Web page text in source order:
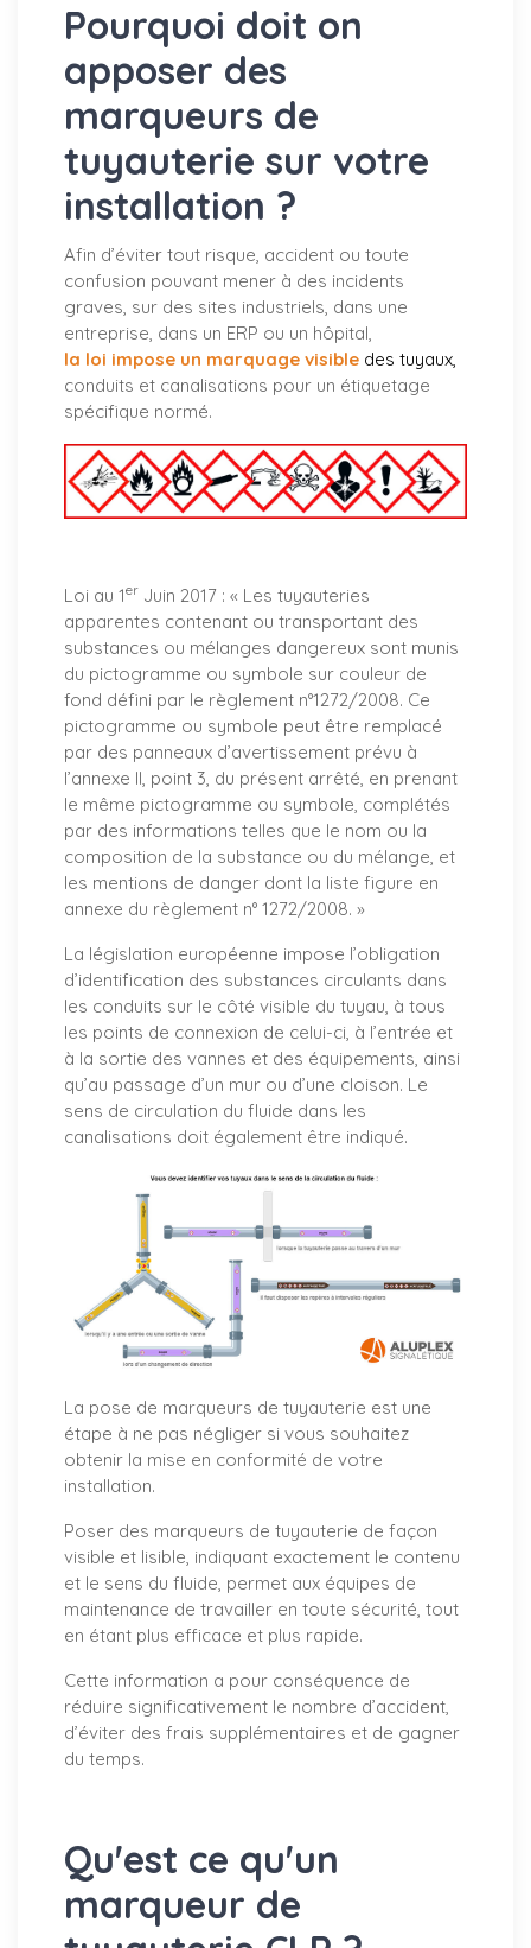
Pourquoi doit on
apposer des
marqueurs de
tuyauterie sur votre
installation ?
Afin d’éviter tout risque, accident ou toute
confusion pouvant mener à des incidents
graves, sur des sites industriels, dans une
entreprise, dans un ERP ou un hôpital,
la loi impose un marquage visible des tuyaux,
conduits et canalisations pour un étiquetage
spécifique normé.
Loi au 1er Juin 2017 : « Les tuyauteries
apparentes contenant ou transportant des
substances ou mélanges dangereux sont munis
du pictogramme ou symbole sur couleur de
fond défini par le règlement n°1272/2008. Ce
pictogramme ou symbole peut être remplacé
par des panneaux d’avertissement prévu à
l’annexe II, point 3, du présent arrêté, en prenant
le même pictogramme ou symbole, complétés
par des informations telles que le nom ou la
composition de la substance ou du mélange, et
les mentions de danger dont la liste figure en
annexe du règlement n° 1272/2008. »
La législation européenne impose l’obligation
d’identification des substances circulants dans
les conduits sur le côté visible du tuyau, à tous
les points de connexion de celui-ci, à l’entrée et
à la sortie des vannes et des équipements, ainsi
qu’au passage d’un mur ou d’une cloison. Le
sens de circulation du fluide dans les
canalisations doit également être indiqué.
La pose de marqueurs de tuyauterie est une
étape à ne pas négliger si vous souhaitez
obtenir la mise en conformité de votre
installation.
Poser des marqueurs de tuyauterie de façon
visible et lisible, indiquant exactement le contenu
et le sens du fluide, permet aux équipes de
maintenance de travailler en toute sécurité, tout
en étant plus efficace et plus rapide.
Cette information a pour conséquence de
réduire significativement le nombre d’accident,
d’éviter des frais supplémentaires et de gagner
du temps.
Qu'est ce qu'un
marqueur de